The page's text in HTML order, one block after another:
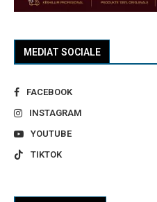
MEDIAT SOCIALE
FACEBOOK
INSTAGRAM
YOUTUBE
TIKTOK